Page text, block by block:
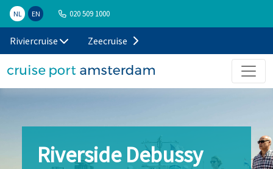
NL EN 020 509 1000
Riviercruise Zeecruise
Riverside Debussy